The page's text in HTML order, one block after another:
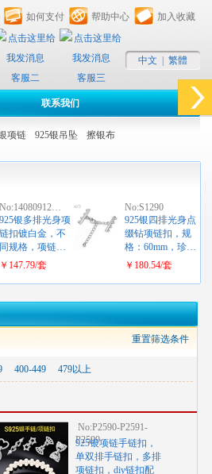
客服二 客服三
中文 繁體
如何支付 帮助中心 加入收藏
联系我们
项链 925银吊坠 擦银布
No:14080912…
925银多排光身项
链扣镀白金，不
同规格，项链…
￥147.79/套
No:S1290
925银四排光身点
缀钻项链扣，规
格：60mm，珍…
￥180.54/套
重置筛选条件
400-449 479以上
No:P2590-P2591-
P2599
925银项链手链扣，
单双排手链扣，多排
项链扣，diy链扣配